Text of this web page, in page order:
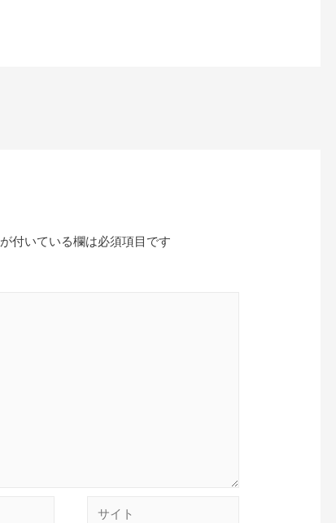
が付いている欄は必須項目です